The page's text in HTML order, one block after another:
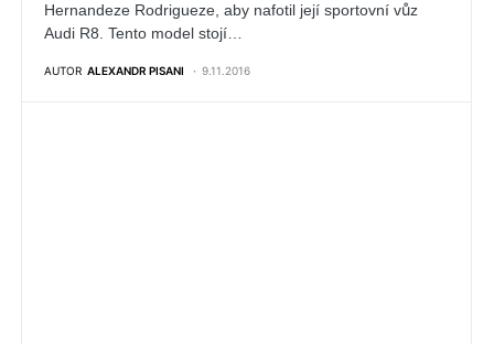
Hernandeze Rodrigueze, aby nafotil její sportovní vůz
Audi R8. Tento model stojí…
AUTOR ALEXANDR PISANI 9.11.2016